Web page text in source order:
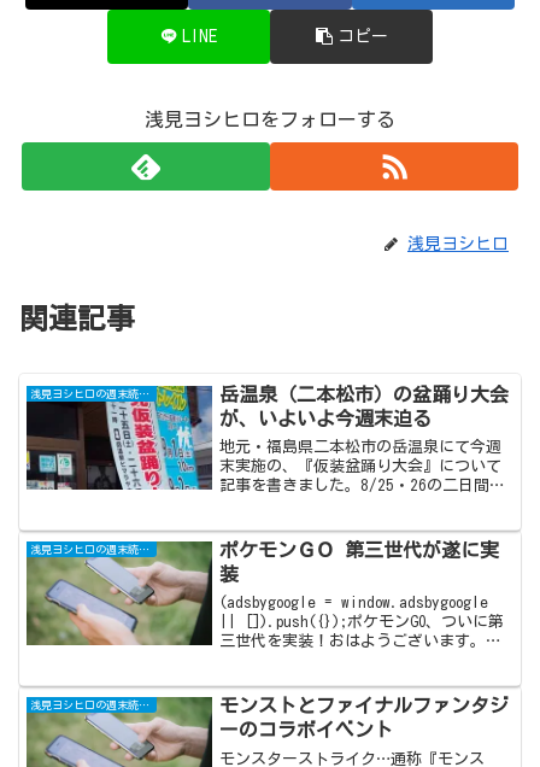
LINE コピー
浅見ヨシヒロをフォローする
浅見ヨシヒロ
関連記事
浅見ヨシヒロの週末読書日記
岳温泉（二本松市）の盆踊り大会
が、いよいよ今週末迫る
地元・福島県二本松市の岳温泉にて今週
末実施の、『仮装盆踊り大会』について
記事を書きました。8/25・26の二日間行
入賞者には、豪華景品プレゼントとのこ
と。
浅見ヨシヒロの週末読書日記
ポケモンＧＯ 第三世代が遂に実
装
(adsbygoogle = window.adsbygoogle
|| []).push({});ポケモンGO、ついに第
三世代を実装！おはようございます。さ
いてです...
浅見ヨシヒロの週末読書日記
モンストとファイナルファンタジ
ーのコラボイベント
モンスターストライク…通称『モンス